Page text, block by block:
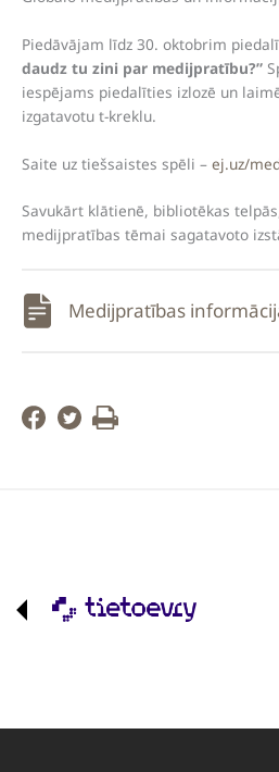
Piedāvājam līdz 30. oktobrim
daudz tu zini par medijpratību?”
iespējams piedalīties izlozē un
izgatavotu t-kreklu.
Saite uz tiešsaistes spēli – ej.uz/
Savukārt klātienē, bibliotēkas
medijpratības tēmai sagatavoto
Medijpratības